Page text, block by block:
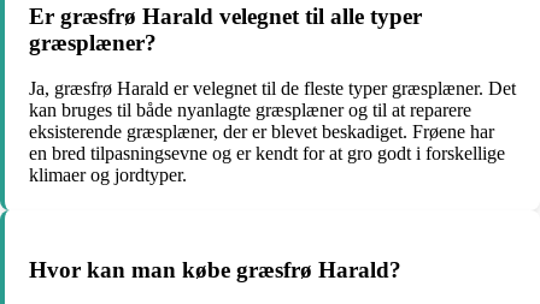
Er græsfrø Harald velegnet til alle typer
græsplæner?
Ja, græsfrø Harald er velegnet til de fleste typer græsplæner. Det
kan bruges til både nyanlagte græsplæner og til at reparere
eksisterende græsplæner, der er blevet beskadiget. Frøene har
en bred tilpasningsevne og er kendt for at gro godt i forskellige
klimaer og jordtyper.
Hvor kan man købe græsfrø Harald?